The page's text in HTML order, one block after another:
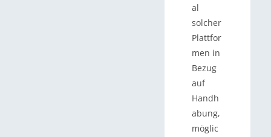
al
solcher
Plattfor
men in
Bezug
auf
Handh
abung,
möglic